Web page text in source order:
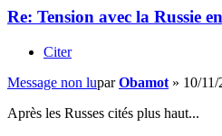
Re: Tension avec la Russie
Citer
Message non luparObamot » 10/
Après les Russes cités plus haut...